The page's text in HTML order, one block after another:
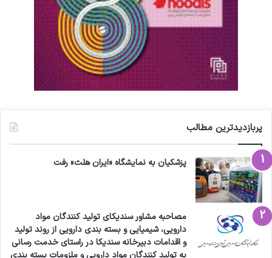
پربازدیدترین مطالب
پزشکیان به نمایشگاه «ایران هلث» رفت
مصاحبه مشاور سندیکای تولید کنندگان مواد
دارویی، شیمیایی و بسته بندی دارویی از روند تولید
و اقدامات دبیرخانه سندیکا در راستای خدمت رسانی
به تولید کنندگان مواد دارویی و ملزومات بسته بندی